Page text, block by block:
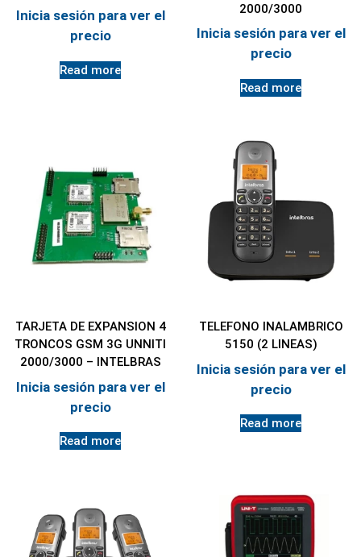
Inicia sesión para ver el
precio
Read more
2000/3000
Inicia sesión para ver el
precio
Read more
TARJETA DE EXPANSION 4
TRONCOS GSM 3G UNNITI
2000/3000 – INTELBRAS
Inicia sesión para ver el
precio
Read more
TELEFONO INALAMBRICO
5150 (2 LINEAS)
Inicia sesión para ver el
precio
Read more